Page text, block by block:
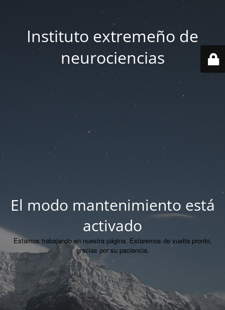
Instituto extremeño de
neurociencias
El modo mantenimiento está
activado
Estamos trabajando en nuestra página. Estaremos de vuelta pronto,
gracias por su paciencia.